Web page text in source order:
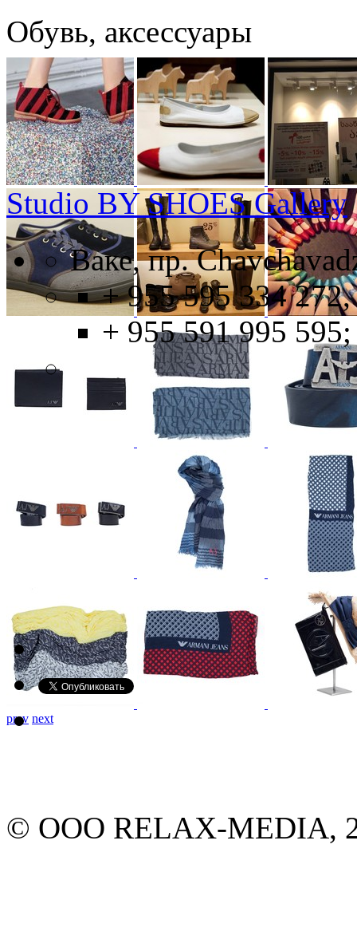
Обувь, аксессуары
prev next
Studio BY SHOES Gallery
Ваке, пр.
+ 955 595 334 272,
+ 955 591 995 595;
© ООО RELAX-MEDIA,